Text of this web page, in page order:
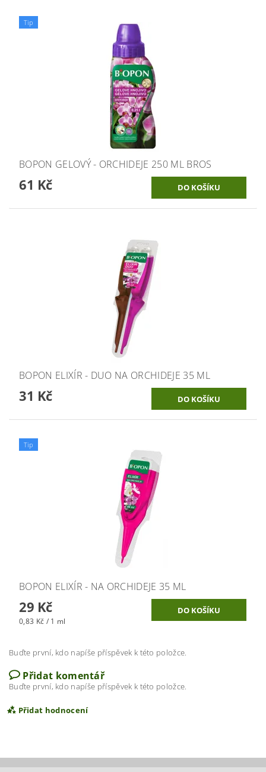
Tip
BOPON GELOVÝ - ORCHIDEJE 250 ML BROS
61 Kč
BOPON ELIXÍR - DUO NA ORCHIDEJE 35 ML
31 Kč
Tip
BOPON ELIXÍR - NA ORCHIDEJE 35 ML
29 Kč
0,83 Kč / 1 ml
Buďte první, kdo napíše příspěvek k této položce.
Přidat komentář
Buďte první, kdo napíše příspěvek k této položce.
Přidat hodnocení